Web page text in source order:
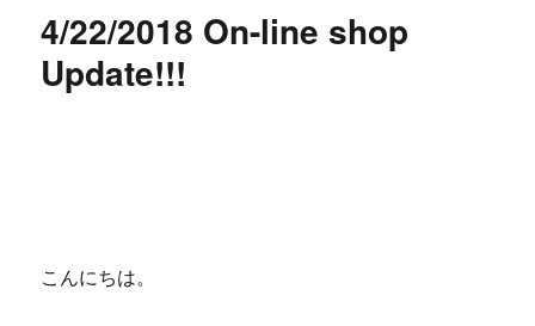
4/22/2018 On-line shop
Update!!!
こんにちは。